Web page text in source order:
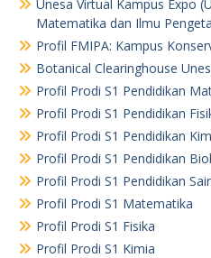
Unesa Virtual Kampus Expo
Matematika dan Ilmu
Profil FMIPA: Kampus
Botanical Clearinghouse
Profil Prodi S1 Pendidikan
Profil Prodi S1 Pendidikan
Profil Prodi S1 Pendidikan
Profil Prodi S1 Pendidikan
Profil Prodi S1 Pendidikan
Profil Prodi S1 Matematika
Profil Prodi S1 Fisika
Profil Prodi S1 Kimia